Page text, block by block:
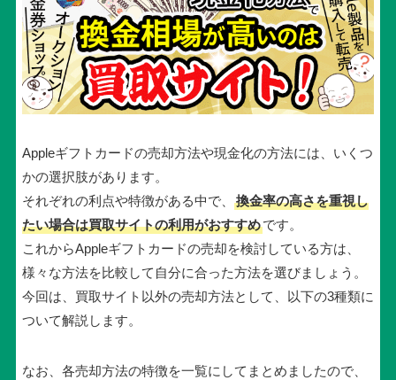
Appleギフトカードの売却方法や現金化の方法には、いくつ
かの選択肢があります。
それぞれの利点や特徴がある中で、
換金率の高さを重視し
たい場合は買取サイトの利用がおすすめです。
これからAppleギフトカードの売却を検討している方は、
様々な方法を比較して自分に合った方法を選びましょう。
今回は、買取サイト以外の売却方法として、以下の3種類に
ついて解説します。
なお、各売却方法の特徴を一覧にしてまとめましたので、